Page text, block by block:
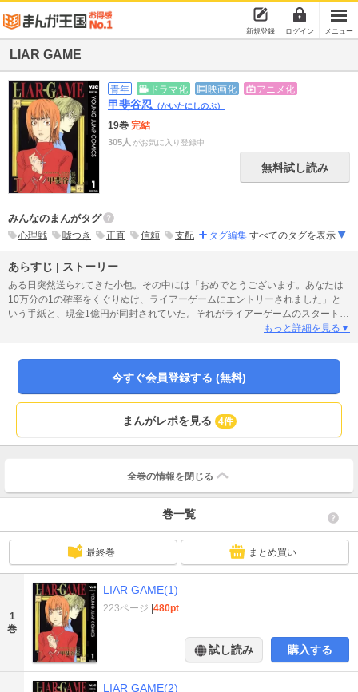
新規登録 ログイン メニュー
LIAR GAME
青年 ドラマ化 映画化 アニメ化
甲斐谷忍 （かいたにしのぶ）
19巻 完結
305人 がお気に入り登録中
無料試し読み
みんなのまんがタグ
心理戦 嘘つき 正直 信頼 支配 タグ編集 すべてのタグを表示
あらすじ | ストーリー
ある日突然送られてきた小包。その中には「おめでとうございます。あなたは
10万分の1の確率をくぐりぬけ、ライアーゲームにエントリーされました」と
いう手紙と、現金1億円が同封されていた。それがライアーゲームのスタートだ
った。30日後のゲーム終了日に、自分の所持金1億円を返還する。ルールはそ
敗者は1億円の負債を背負う…。誰を信用すべきなのか、誰を信用してはいけな
いのか…。大金を前に揺れ動く、人間心理を描破した問題作！
もっと詳細を見る▼
今すぐ会員登録する (無料)
まんがレポを見る 4件
全巻の情報を 閉じる
巻一覧
最終巻 まとめ買い
1
巻
LIAR GAME(1)
223ページ 480pt
試し読み 購入する
LIAR GAME(2)